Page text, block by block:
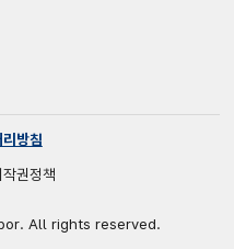
방침
작권정책
All rights reserved.